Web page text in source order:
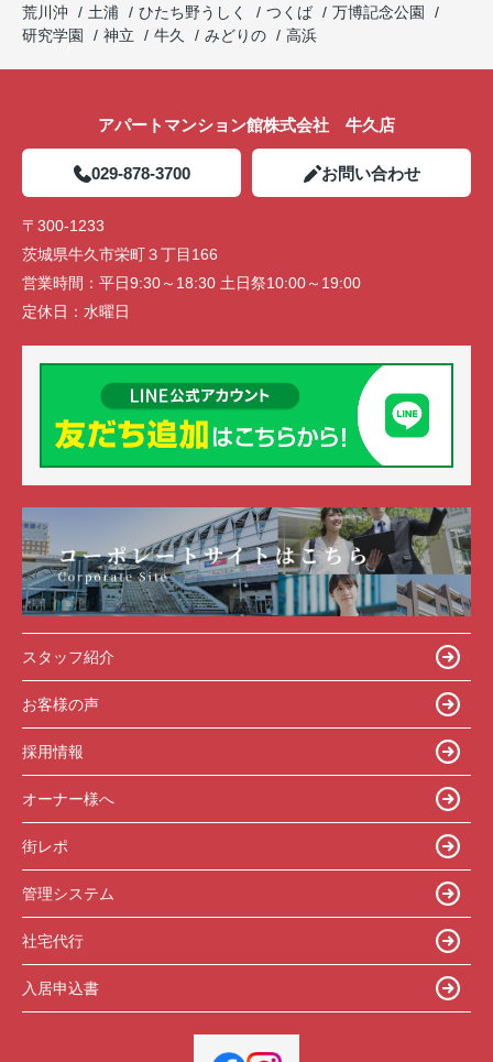
荒川沖
土浦 ひたち野うしく つくば
万博記念公園
研究学園
神立 牛久 みどりの 高浜
アパートマンション館株式会社 牛久店
029-878-3700 お問い合わせ
〒300-1233
茨城県牛久市栄町３丁目166
営業時間： 平日9:30～18:30 土日祭10:00～19:00
定休日： 水曜日
スタッフ紹介
お客様の声
採用情報
オーナー様へ
街レポ
管理システム
社宅代行
入居申込書